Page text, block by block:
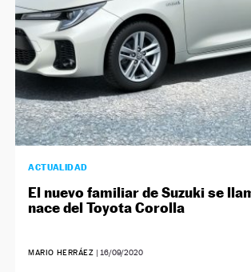
ACTUALIDAD
El nuevo familiar de Suzuki se
nace del Toyota Corolla
MARIO HERRÁEZ | 16/09/2020